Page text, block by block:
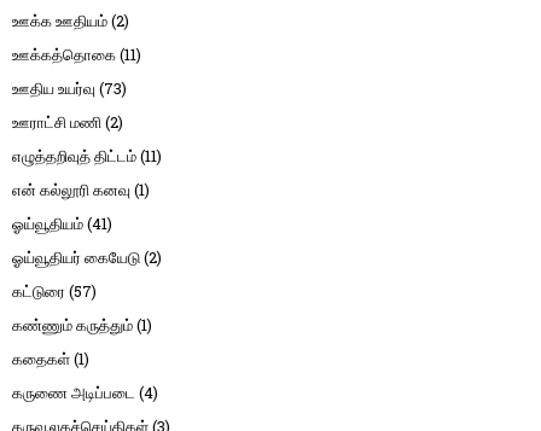
ஊக்க ஊதியம்(2)
ஊக்கத்தொகை(11)
ஊதிய உயர்வு (73)
ஊராட்சி மணி(2)
எழுத்தறிவுத் திட்டம்(11)
என் கல்லூரி கனவு (1)
ஓய்வூதியம்(41)
ஓய்வூதியர் கையேடு(2)
கட்டுரை (57)
கண்ணும் கருத்தும்(1)
கதைகள்(1)
கருணை அடிப்படை (4)
கருவூலகச்செய்திகள்(3)